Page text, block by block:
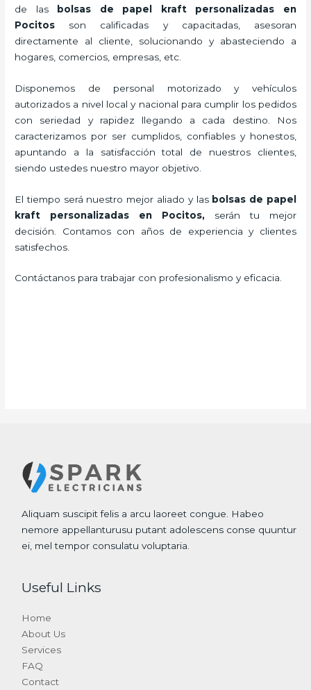
de las
bolsas de papel kraft personalizadas en
Pocitos son calificadas y capacitadas, asesoran
directamente al cliente, solucionando y abasteciendo a
hogares, comercios, empresas, etc.
Disponemos de personal motorizado y vehículos
autorizados a nivel local y nacional para cumplir los pedidos
con seriedad y rapidez llegando a cada destino. Nos
caracterizamos por ser cumplidos, confiables y honestos,
apuntando a la satisfacción total de nuestros clientes,
siendo ustedes nuestro mayor objetivo.
El tiempo será nuestro mejor aliado y las bolsas de papel
kraft personalizadas en Pocitos, serán tu mejor
decisión. Contamos con años de experiencia y clientes
satisfechos.
Contáctanos para trabajar con profesionalismo y eficacia.
Aliquam suscipit felis a arcu laoreet congue. Habeo
nemore appellanturusu putant adolescens conse quuntur
ei, mel tempor consulatu voluptaria.
Useful Links
Home
About Us
Services
FAQ
Contact